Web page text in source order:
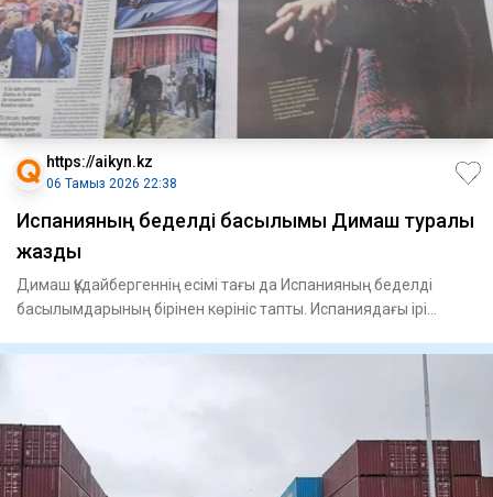
https://aikyn.kz
06 Тамыз 2026 22:38
Испанияның беделді басылымы Димаш туралы
жазды
Димаш Құдайбергеннің есімі тағы да Испанияның беделді
басылымдарының бірінен көрініс тапты. Испаниядағы ірі